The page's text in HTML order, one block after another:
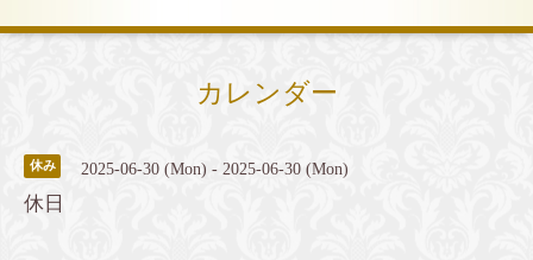
カレンダー
休み 2025-06-30 (Mon) - 2025-06-30 (Mon)
休日